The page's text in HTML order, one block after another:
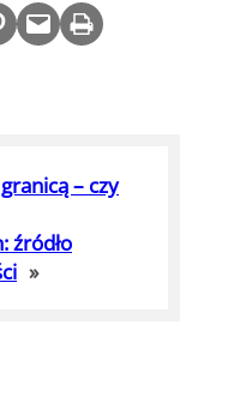
Email this Page Print this Page
– czy
źródło
»